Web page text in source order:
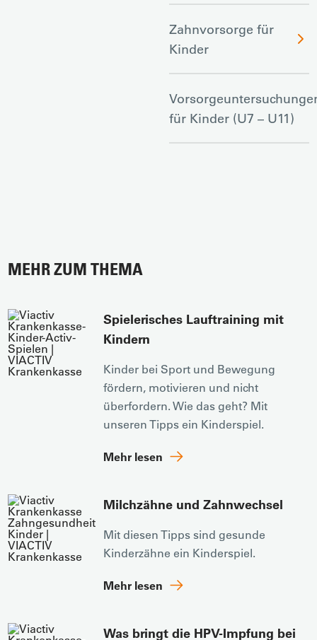
Zahnvorsorge für
Kinder
für Kinder (U7 – U11)
MEHR ZUM THEMA
Spielerisches Lauftraining mit
Kindern
Kinder bei Sport und Bewegung
fördern, motivieren und nicht
überfordern. Wie das geht? Mit
unseren Tipps ein Kinderspiel.
Mehr lesen
Milchzähne und Zahnwechsel
Mit diesen Tipps sind gesunde
Kinderzähne ein Kinderspiel.
Mehr lesen
Was bringt die HPV-Impfung bei